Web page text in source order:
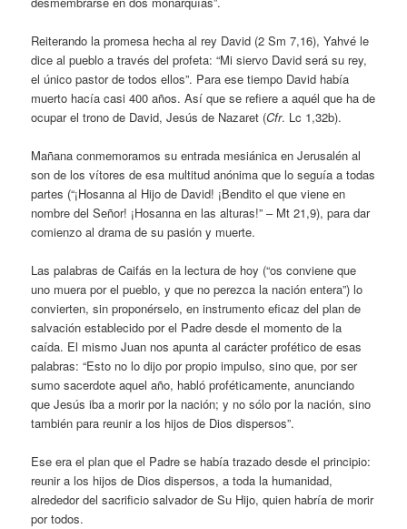
Reiterando la promesa hecha al rey David (2 Sm 7,16), Yahvé le
dice al pueblo a través del profeta: “Mi siervo David será su rey,
el único pastor de todos ellos”. Para ese tiempo David había
muerto hacía casi 400 años. Así que se refiere a aquél que ha de
ocupar el trono de David, Jesús de Nazaret (Cfr. Lc 1,32b).
Mañana conmemoramos su entrada mesiánica en Jerusalén al
son de los vítores de esa multitud anónima que lo seguía a todas
partes (“¡Hosanna al Hijo de David! ¡Bendito el que viene en
nombre del Señor! ¡Hosanna en las alturas!” – Mt 21,9), para dar
comienzo al drama de su pasión y muerte.
Las palabras de Caifás en la lectura de hoy (“os conviene que
uno muera por el pueblo, y que no perezca la nación entera”) lo
convierten, sin proponérselo, en instrumento eficaz del plan de
salvación establecido por el Padre desde el momento de la
caída. El mismo Juan nos apunta al carácter profético de esas
palabras: “Esto no lo dijo por propio impulso, sino que, por ser
sumo sacerdote aquel año, habló proféticamente, anunciando
que Jesús iba a morir por la nación; y no sólo por la nación, sino
también para reunir a los hijos de Dios dispersos”.
Ese era el plan que el Padre se había trazado desde el principio:
reunir a los hijos de Dios dispersos, a toda la humanidad,
alrededor del sacrificio salvador de Su Hijo, quien habría de morir
por todos.